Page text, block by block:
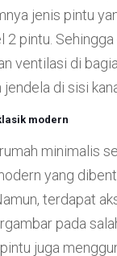
jenis pintu
2 pintu. Sehingga
ventilasi di
di sisi
modern
minimalis
yang
terdapat
pada
juga